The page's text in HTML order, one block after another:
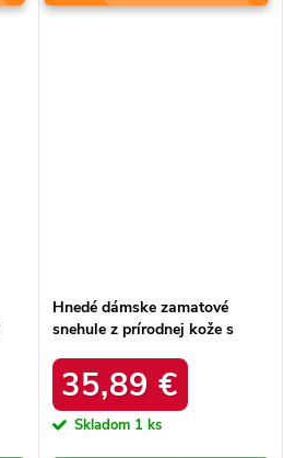
Hnedé dámske zamatové
snehule z prírodnej kože s
produktu W5821 COFFEE
35,89 €
Skladom 1 ks